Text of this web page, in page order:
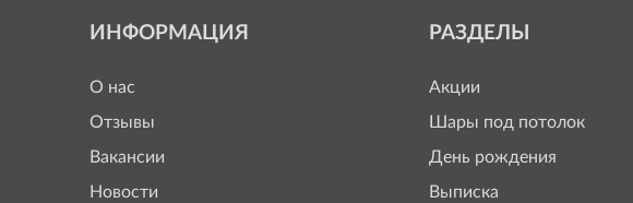
ИНФОРМАЦИЯ
О нас
Отзывы
Вакансии
Новости
РАЗДЕЛЫ
Акции
Шары под потолок
День рождения
Выписка